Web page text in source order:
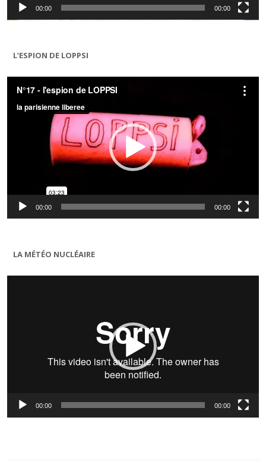
00:00 00:00
L’ESPION DE LOPPSI
Lecteur
vidéo
00:00 00:00
LA MÉTÉO NUCLÉAIRE
Lecteur
00:00 00:00